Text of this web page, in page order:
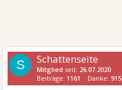
S Schattenseite
Mitglied seit: 26.07.2020
Beiträge: 1161 Danke:915